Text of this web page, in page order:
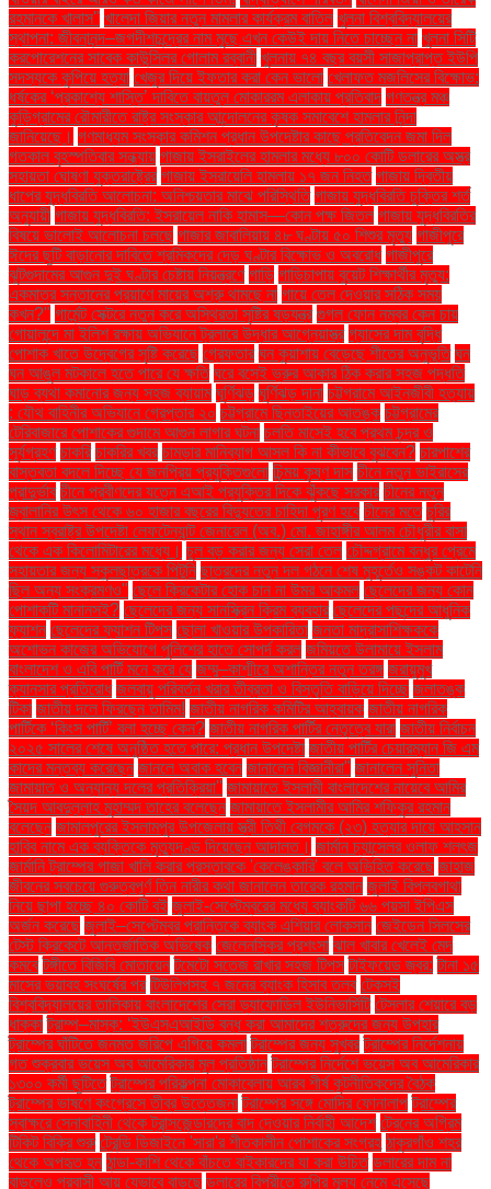
রহমানকে খালাস'' খালেদা জিয়ার নতুন মামলার কার্যক্রম বাতিল খুলনা বিশ্ববিদ্যালয়ের
স্থাপনা: জীবনানন্দ–জগদীশচন্দ্রের নাম মুছে এখন কেউই দায় নিতে চাচ্ছেন না খুলনা সিটি
করপোরেশনের সাবেক কাউন্সিলর গোলাম রব্বানী খুলনায় ৭৪ বছর বয়সী সাজাপ্রাপ্ত ইউপি
সদস্যকে কুপিয়ে হত্যা খেজুর দিয়ে ইফতার করা কেন ভালো খেলাফত মজলিসের বিক্ষোভ:
ধর্ষকের ‘প্রকাশ্যে শাস্তি’ দাবিতে বায়তুল মোকাররম এলাকায় প্রতিবাদ গণতন্ত্র মঞ্চ
কুড়িগ্রামের রৌমারীতে রাষ্ট্র সংস্কার আন্দোলনের কৃষক সমাবেশে হামলার নিন্দা
জানিয়েছে। গণমাধ্যম সংস্কার কমিশন প্রধান উপদেষ্টার কাছে প্রতিবেদন জমা দিল
গতকাল বৃহস্পতিবার সন্ধ্যায় গাজায় ইসরাইলের হামলার মধ্যে ৮০০ কোটি ডলারের অস্ত্র
সহায়তা ঘোষণা যুক্তরাষ্ট্রের গাজায় ইসরায়েলি হামলায় ১৭ জন নিহত গাজায় দ্বিতীয়
ধাপের যুদ্ধবিরতি আলোচনা: অনিশ্চয়তার মাঝে পরিস্থিতি গাজায় যুদ্ধবিরতি চুক্তির শর্ত
অনুযায়ী গাজায় যুদ্ধবিরতি: ইসরায়েল নাকি হামাস—কোন পক্ষ জিতল গাজায় যুদ্ধবিরতির
বিষয়ে ভালোই আলোচনা চলছে গাজার জাবালিয়ায় ৪৮ ঘণ্টায় ৫০ শিশুর মৃত্যু গাজীপুরে
ঈদের ছুটি বাড়ানোর দাবিতে শ্রমিকদের দেড় ঘণ্টার বিক্ষোভ ও অবরোধ গাজীপুরে
ঝুটগুদামের আগুন দুই ঘণ্টার চেষ্টায় নিয়ন্ত্রণে গাড়ি গাড়িচাপায় বুয়েট শিক্ষার্থীর মৃত্যু:
একমাত্র সন্তানের প্রয়াণে মায়ের অশ্রু থামছে না গায়ে তেল দেওয়ার সঠিক সময়
কখন?" গার্মেন্ট সেক্টরে নতুন করে অস্থিরতা সৃষ্টির ষড়যন্ত্র গুগল ফোন নম্বর কেন চায়
গোয়ালন্দে মা ইলিশ রক্ষায় অভিযানে ট্রলারে উদ্ধার আগ্নেয়াস্ত্র গ্যাসের দাম বৃদ্ধি
পোশাক খাতে উদ্বেগের সৃষ্টি করেছে গ্রেফতার ঘন কুয়াশায় বেড়েছে শীতের অনুভূতি ঘন
ঘন আঙুল মটকালে হতে পারে যে ক্ষতি ঘরে বসেই ভ্রুর আকার ঠিক করার সহজ পদ্ধতি
ঘাড় ব্যথা কমানোর জন্য সহজ ব্যায়াম ঘূর্ণিঝড় ঘূর্ণিঝড় দানা চট্টগ্রামে আইনজীবী হত্যায়
: যৌথ বাহিনীর অভিযানে গ্রেপ্তার ২০ চট্টগ্রামে ছিনতাইয়ের আতঙ্ক চট্টগ্রামের
টেরিবাজারে পোশাকের গুদামে আগুন লাগার ঘটনা চলতি মাসেই হবে প্রথম চন্দ্র ও
সূর্যগ্রহণ চাকরি চাকরির খবর চামড়ার মানিব্যাগ আসল কি না কীভাবে বুঝবেন? চারপাশের
বাস্তবতা বদলে দিচ্ছে যে জনপ্রিয় প্রযুক্তিগুলো চিন্ময় কৃষ্ণ দাস চীনে নতুন ভাইরাসের
প্রাদুর্ভাব চীনে প্রবীণদের যত্নে এআই প্রযুক্তির দিকে ঝুঁকছে সরকার চীনের নতুন
জ্বালানির উৎস থেকে ৬০ হাজার বছরের বিদ্যুতের চাহিদা পূরণ হবে চীনের মতে চুরির
স্থান স্বরাষ্ট্র উপদেষ্টা লেফটেন্যান্ট জেনারেল (অব.) মো. জাহাঙ্গীর আলম চৌধুরীর বাসা
থেকে এক কিলোমিটারের মধ্যে। চুল বড় করার জন্য সেরা তেল চৌদ্দগ্রামে বন্ধুর প্রেমে
সহায়তার জন্য স্কুলছাত্রকে পিটুনি ছাত্রদের নতুন দল গঠনে শেষ মুহূর্তেও সঙ্কট কাটেনি
ছিল অন্য সংক্রমণও" ছেলে ক্রিকেটার হোক চান না উমর আকমল ছেলেদের জন্য কোন
পোশাকটি মানানসই? ছেলেদের জন্য সানস্ক্রিন ক্রিম ব্যবহার ছেলেদের পছন্দের আধুনিক
ফ্যাশন ছেলেদের ফ্যাশন টিপস ছোলা খাওয়ার উপকারিতা জনতা মাদ্রাসাশিক্ষককে
অশোভন কাজের অভিযোগে পুলিশের হাতে সোপর্দ করল জমিয়তে উলামায়ে ইসলাম
বাংলাদেশ ও এবি পার্টি মনে করে যে জম্মু–কাশ্মীরে অশান্তির নতুন তরঙ্গ জরায়ুমুখ
ক্যানসার প্রতিরোধ জলবায়ু পরিবর্তন খরার তীব্রতা ও বিস্তৃতি বাড়িয়ে দিচ্ছে জলাতঙ্ক
টিকা জাতীয় দলে ফিরছেন তামিম! জাতীয় নাগরিক কমিটির আহ্বায়ক জাতীয় নাগরিক
পার্টিকে ‘কিংস পার্টি’ বলা হচ্ছে কেন? জাতীয় নাগরিক পার্টির নেতৃত্বে যারা জাতীয় নির্বাচন
২০২৫ সালের শেষে অনুষ্ঠিত হতে পারে: প্রধান উপদেষ্টা জাতীয় পার্টির চেয়ারম্যান জি এম
কাদের মন্তব্য করেছেন জানলে অবাক হবেন জানালেন বিজ্ঞানীরা" জানালেন সুনিতা
জামায়াত ও অন্যান্য দলের প্রতিক্রিয়া'' জামায়াতে ইসলামী বাংলাদেশের নায়েবে আমির
সৈয়দ আবদুল্লাহ মুহাম্মদ তাহের বলেছেন জামায়াতে ইসলামীর আমির শফিকুর রহমান
বলেছেন জামালপুরের ইসলামপুর উপজেলায় স্ত্রী তিথী বেগমকে (২৩) হত্যার দায়ে আহসান
হাবিব নামে এক ব্যক্তিকে মৃত্যুদণ্ড দিয়েছেন আদালত। জার্মান চ্যান্সেলর ওলাফ শলৎজ
জার্মানি ট্রাম্পের গাজা খালি করার প্রস্তাবকে 'কেলেঙ্কারি' বলে অভিহিত করেছে জাহাজ
জীবনের সবচেয়ে গুরুত্বপূর্ণ তিন নারীর কথা জানালেন তারেক রহমান জুলাই বিপ্লবগাথা
নিয়ে ছাপা হচ্ছে ৪০ কোটি বই জুলাই-সেপ্টেম্বরের মধ্যে ব্যাংকটি ৬৬ পয়সা ইপিএস
অর্জন করেছে জুলাই–সেপ্টেম্বর প্রান্তিকে ব্যাংক এশিয়ার লোকসান জেইডেন সিলসের
টেস্ট ক্রিকেটে আন্তর্জাতিক অভিষেক জেলেনস্কির প্রশংসা ঝাল খাবার খেলেই মেদ
কমবে টঙ্গীতে বিজিবি মোতায়েন টমেটো সতেজ রাখার সহজ টিপস টাইফয়েড জ্বর: টানা ১৫
মাসের ভয়াবহ সংঘর্ষের পর টিউলিপসহ ৭ জনের ব্যাংক হিসাব তলব টেকসই
বিশ্ববিদ্যালয়ের তালিকায় বাংলাদেশের সেরা ড্যাফোডিল ইউনিভার্সিটি টেসলার শেয়ারে বড়
ধাক্কা ট্রাম্প–মাস্ক: ‘ইউএসএআইডি বন্ধ করা আমাদের শত্রুদের জন্য উপহার
ট্রাম্পের ঘাঁটিতে জনমত জরিপে এগিয়ে কমলা ট্রাম্পের জন্য সুখবর ট্রাম্পের নির্দেশনায়
গত শুক্রবার ভয়েস অব আমেরিকার মূল প্রতিষ্ঠান ট্রাম্পের নির্দেশে ভয়েস অব আমেরিকার
১৩০০ কর্মী ছুটিতে ট্রাম্পের পরিকল্পনা মোকাবেলায় আরব শীর্ষ কূটনীতিকদের বৈঠক
ট্রাম্পের ভাষণে কংগ্রেসে তীব্র উত্তেজনা ট্রাম্পের সঙ্গে মোদির ফোনালাপ ট্রাম্পের
স্বাক্ষরে সেনাবাহিনী থেকে ট্রান্সজেন্ডারদের বাদ দেওয়ার নির্বাহী আদেশ ট্রেনের অগ্রিম
টিকিট বিক্রি শুরু ট্রেন্ডি ডিজাইনে 'সারা'র শীতকালীন পোশাকের সংগ্রহ ঠাকুরগাঁও শহর
থেকে অপহৃত হন ঠান্ডা-কাশি থেকে বাঁচতে বাইকারদের যা করা উচিত ডলারের দাম না
বাড়লেও প্রবাসী আয় যেভাবে বাড়ছে ডলারের বিপরীতে রুপির মূল্য নেমে এসেছে